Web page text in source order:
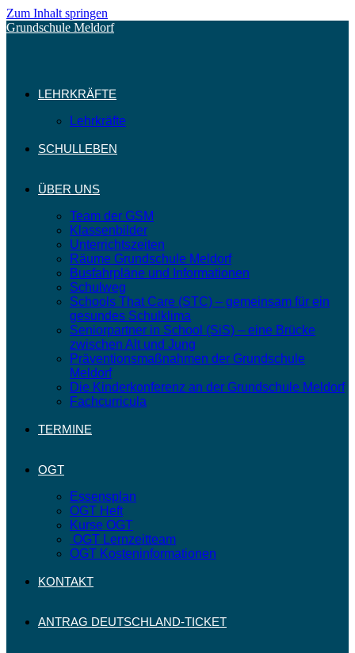
Zum Inhalt springen
Grundschule Meldorf
LEHRKRÄFTE
Lehrkräfte
SCHULLEBEN
ÜBER UNS
Team der GSM
Klassenbilder
Unterrichtszeiten
Räume Grundschule Meldorf
Busfahrpläne und Informationen
Schulweg
Schools That Care (STC) – gemeinsam für ein
gesundes Schulklima
Seniorpartner in School (SiS) – eine Brücke
zwischen Alt und Jung
Präventionsmaßnahmen der Grundschule
Meldorf
Die Kinderkonferenz an der Grundschule Meldorf
Fachcurricula
TERMINE
OGT
Essensplan
OGT Heft
Kurse OGT
OGT Lernzeitteam
OGT Kosteninformationen
KONTAKT
ANTRAG DEUTSCHLAND-TICKET